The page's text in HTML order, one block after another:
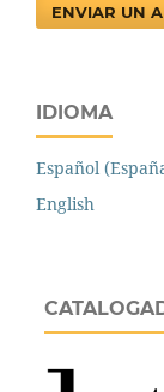
ENVIAR UN
IDIOMA
Español
English